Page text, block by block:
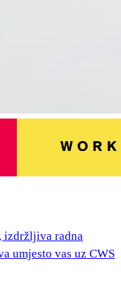
izdržljiva radna
umjesto vas uz CWS